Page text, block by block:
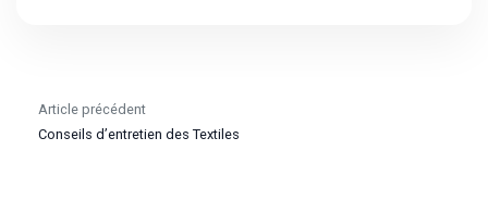
Article précédent
Conseils d’entretien des Textiles